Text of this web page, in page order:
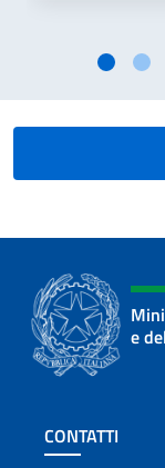
e
Sezione
CONTATTI